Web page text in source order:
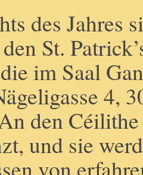
des Jahres
St.
im Saal
4,
den
und sie
von